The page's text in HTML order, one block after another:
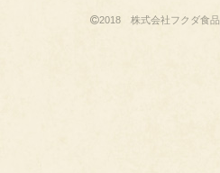
2018 株式会社フクダ食品